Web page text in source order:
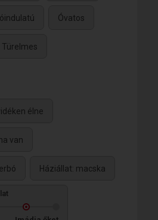
Óvatos
Türelmes
élne
van
Háziállat: macska